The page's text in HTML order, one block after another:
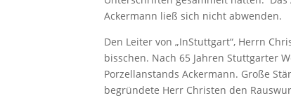
Ackermann ließ sich nicht abwenden.
Den Leiter von „InStuttgart“, Herrn
bisschen. Nach 65 Jahren Stuttgarter
Porzellanstands Ackermann. Große
begründete Herr Christen den